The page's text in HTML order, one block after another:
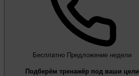
Бесплатно Предложение недели
Подберём тренажёр под ваши цели